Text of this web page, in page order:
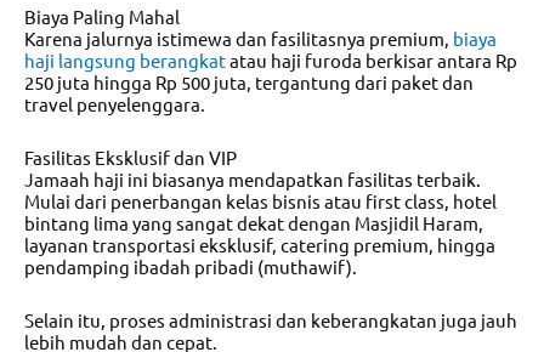
Biaya Paling Mahal
Karena jalurnya istimewa dan fasilitasnya premium, biaya
haji langsung berangkatatau haji furoda berkisar antara Rp
250 juta hingga Rp 500 juta, tergantung dari paket dan
travel penyelenggara.
Fasilitas Eksklusif dan VIP
Jamaah haji ini biasanya mendapatkan fasilitas terbaik.
Mulai dari penerbangan kelas bisnis atau first class, hotel
bintang lima yang sangat dekat dengan Masjidil Haram,
layanan transportasi eksklusif, catering premium, hingga
pendamping ibadah pribadi (muthawif).
Selain itu, proses administrasi dan keberangkatan juga jauh
lebih mudah dan cepat.